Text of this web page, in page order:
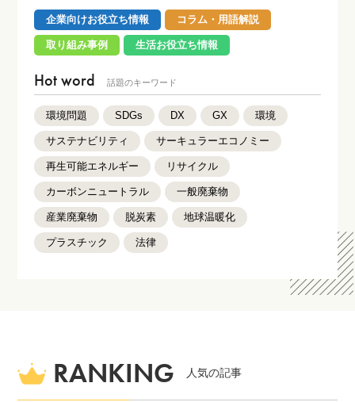
企業向けお役立ち情報 コラム・用語解説
取り組み事例 生活お役立ち情報
Hot word 話題のキーワード
環境問題 SDGs DX GX 環境
サステナビリティ サーキュラーエコノミー
再生可能エネルギー リサイクル
カーボンニュートラル 一般廃棄物
産業廃棄物 脱炭素 地球温暖化
プラスチック 法律
RANKING 人気の記事